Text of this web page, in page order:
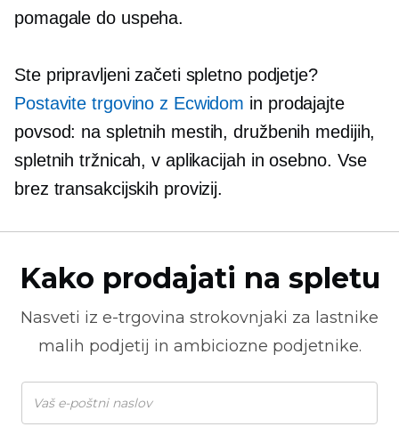
pomagale do uspeha.
Ste pripravljeni začeti spletno podjetje?
Postavite trgovino z Ecwidom in prodajajte
povsod: na spletnih mestih, družbenih medijih,
spletnih tržnicah, v aplikacijah in osebno. Vse
brez transakcijskih provizij.
Kako prodajati na spletu
Nasveti iz e-trgovina strokovnjaki za lastnike
malih podjetij in ambiciozne podjetnike.